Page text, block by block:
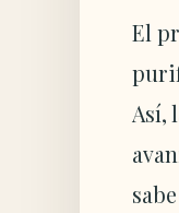
El
Así,